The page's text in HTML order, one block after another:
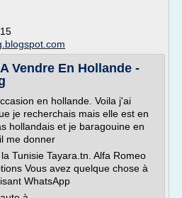
Vendre En Hollande -
en hollande. Voila j'ai
je recherchais mais elle est en
hollandais et je baragouine en
me donner
Tunisie Tayara.tn. Alfa Romeo
Vous avez quelque chose à
WhatsApp